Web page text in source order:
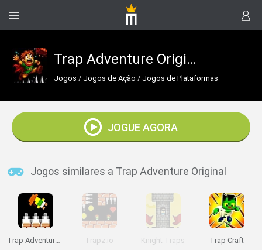
Trap Adventure Original
Jogos / Jogos de Ação / Jogos de Plataformas
JOGUE AGORA
Jogos similares a Trap Adventure Original
Trap Adventure 2 Trapz.io Knight Traps Trap Craft